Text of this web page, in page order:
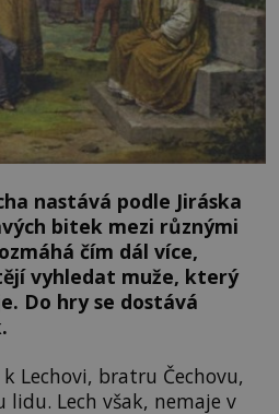
nastává podle Jiráska
bitek mezi různými
čím dál více,
vyhledat muže, který
Do hry se dostává
Lechovi, bratru Čechovu,
lidu. Lech však, nemaje v